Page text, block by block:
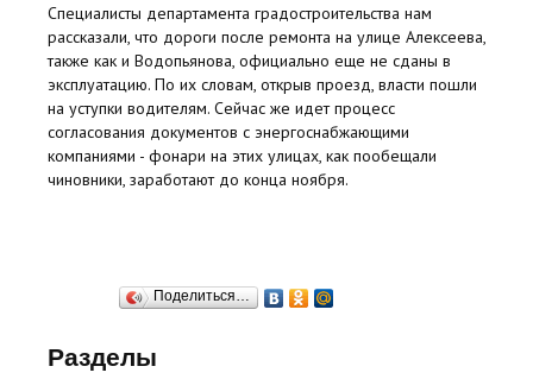
Специалисты департамента градостроительства нам
рассказали, что дороги после ремонта на улице Алексеева,
также как и Водопьянова, официально еще не сданы в
эксплуатацию. По их словам, открыв проезд, власти пошли
на уступки водителям. Сейчас же идет процесс
согласования документов с энергоснабжающими
компаниями - фонари на этих улицах, как пообещали
чиновники, заработают до конца ноября.
Поделиться…
Разделы